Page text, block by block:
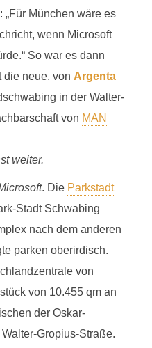
„Für München wäre es
wenn Microsoft
So war es dann
die neue, von Argenta
in der Walter-
von MAN
weiter.
. Die Parkstadt
Stadt Schwabing
nach dem anderen
parken oberirdisch.
von
von 10.455 qm an
der Oskar-
Gropius-Straße.